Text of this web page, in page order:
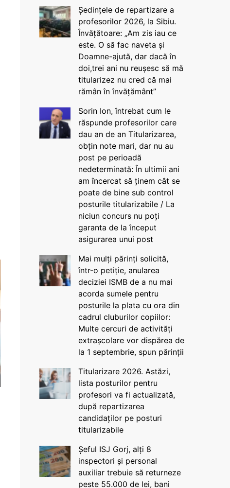
Ședințele de repartizare a
profesorilor 2026, la Sibiu.
Învățătoare: „Am zis iau ce
este. O să fac naveta și
Doamne-ajută, dar dacă în
doi,trei ani nu reușesc să mă
titularizez nu cred că mai
rămân în învățământ”
Sorin Ion, întrebat cum le
răspunde profesorilor care
dau an de an Titularizarea,
obțin note mari, dar nu au
post pe perioadă
nedeterminată: În ultimii ani
am încercat să ținem cât se
poate de bine sub control
posturile titularizabile / La
niciun concurs nu poți
garanta de la început
asigurarea unui post
Mai mulți părinți solicită,
într-o petiție, anularea
deciziei ISMB de a nu mai
acorda sumele pentru
posturile la plata cu ora din
cadrul cluburilor copiilor:
Multe cercuri de activități
extrașcolare vor dispărea de
la 1 septembrie, spun părinții
Titularizare 2026. Astăzi,
lista posturilor pentru
profesori va fi actualizată,
după repartizarea
candidaților pe posturi
titularizabile
Șeful ISJ Gorj, alți 8
inspectori și personal
auxiliar trebuie să returneze
peste 55.000 de lei, bani